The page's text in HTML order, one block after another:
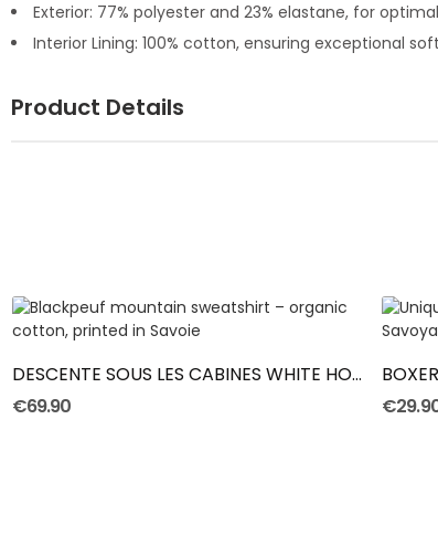
Exterior: 77% polyester and 23% elastane, for
Interior Lining: 100% cotton, ensuring exceptional
Product Details
ADD TO CART
DESCENTE SOUS LES CABINES WHITE HOODIE
€69.90